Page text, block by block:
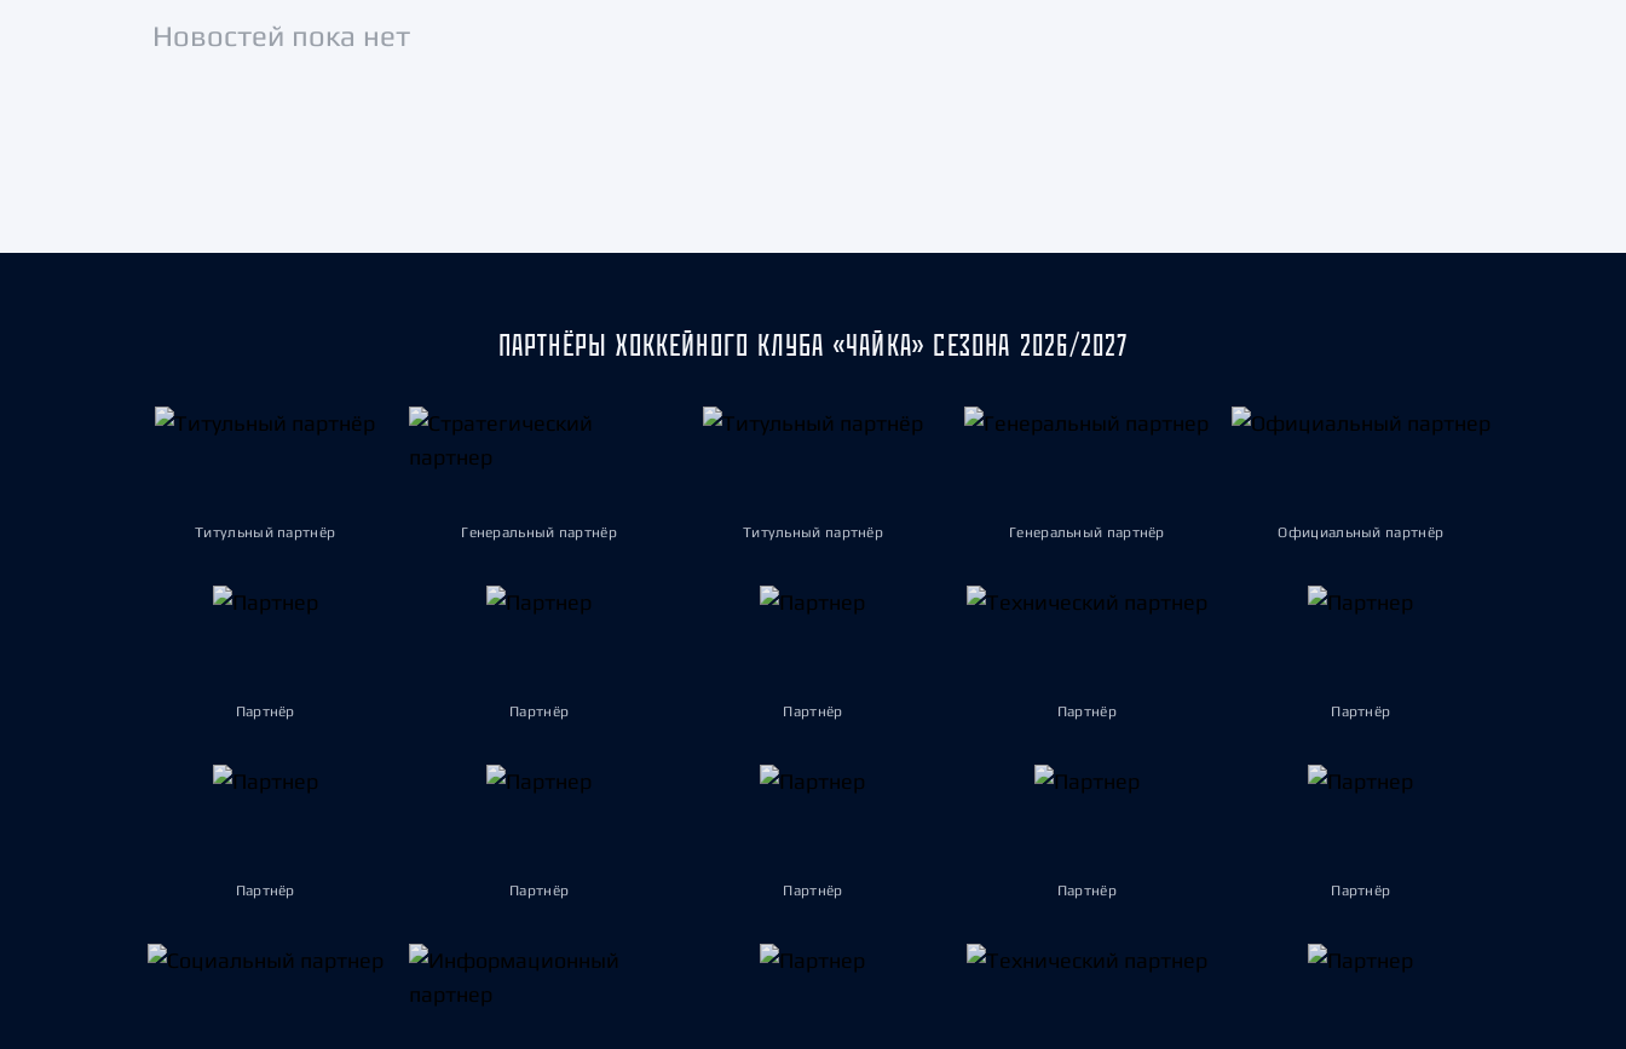
Северсталь
Новостей пока нет
ПАРТНЁРЫ ХОККЕЙНОГО КЛУБА «ЧАЙКА» СЕЗОНА 2026/2027
Титульный партнёр Генеральный партнёр Титульный партнёр Генеральный партнёр Официальный партнёр
Партнёр Партнёр Партнёр Партнёр Партнёр
Партнёр Партнёр Партнёр Партнёр Партнёр